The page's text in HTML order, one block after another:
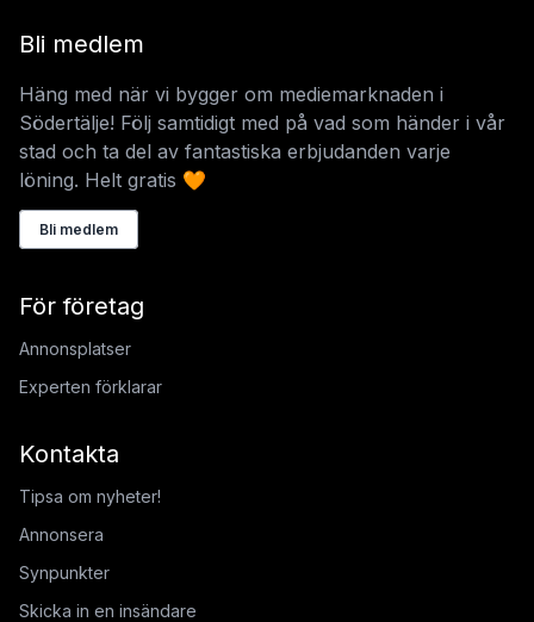
Bli medlem
Häng med när vi bygger om mediemarknaden i
Södertälje! Följ samtidigt med på vad som händer i vår
stad och ta del av fantastiska erbjudanden varje
löning. Helt gratis 🧡
Bli medlem
För företag
Annonsplatser
Experten förklarar
Kontakta
Tipsa om nyheter!
Annonsera
Synpunkter
Skicka in en insändare